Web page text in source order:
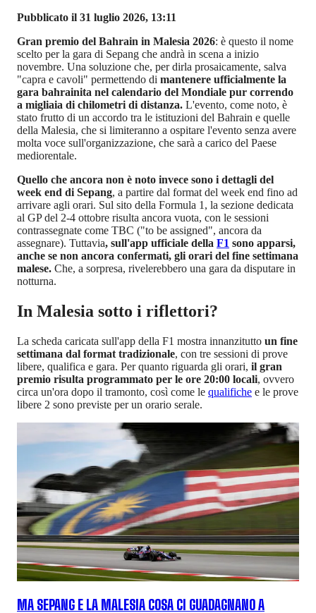
Pubblicato il 31 luglio 2026, 13:11
Gran premio del Bahrain in Malesia 2026: è questo il nome
scelto per la gara di Sepang che andrà in scena a inizio
novembre. Una soluzione che, per dirla prosaicamente, salva
"capra e cavoli" permettendo di mantenere ufficialmente la
gara bahrainita nel calendario del Mondiale pur correndo
a migliaia di chilometri di distanza. L'evento, come noto, è
stato frutto di un accordo tra le istituzioni del Bahrain e quelle
della Malesia, che si limiteranno a ospitare l'evento senza avere
molta voce sull'organizzazione, che sarà a carico del Paese
mediorentale.
Quello che ancora non è noto invece sono i dettagli del
week end di Sepang, a partire dal format del week end fino ad
arrivare agli orari. Sul sito della Formula 1, la sezione dedicata
al GP del 2-4 ottobre risulta ancora vuota, con le sessioni
contrassegnate come TBC ("to be assigned", ancora da
assegnare). Tuttavia, sull'app ufficiale della F1 sono apparsi,
anche se non ancora confermati, gli orari del fine settimana
malese. Che, a sorpresa, rivelerebbero una gara da disputare in
notturna.
In Malesia sotto i riflettori?
La scheda caricata sull'app della F1 mostra innanzitutto un fine
settimana dal format tradizionale, con tre sessioni di prove
libere, qualifica e gara. Per quanto riguarda gli orari, il gran
premio risulta programmato per le ore 20:00 locali, ovvero
circa un'ora dopo il tramonto, così come le qualifiche e le prove
libere 2 sono previste per un orario serale.
MA SEPANG E LA MALESIA COSA CI GUADAGNANO A